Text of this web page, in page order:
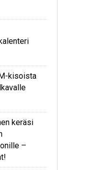
kisoista
keräsi
–